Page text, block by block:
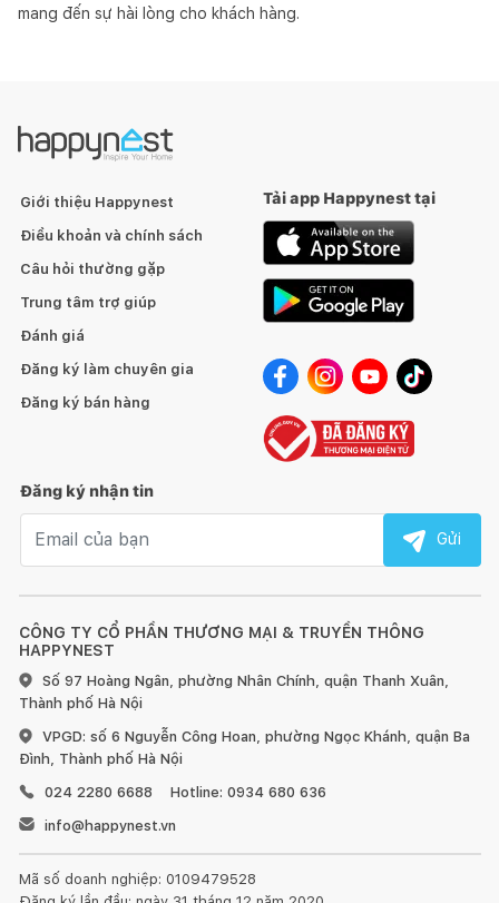
mang đến sự hài lòng cho khách hàng.
CÔNG TY CỔ PHẦN THƯƠNG MẠI & TRUYỀN THÔNG
HAPPYNEST
Số 97 Hoàng Ngân, phường Nhân Chính, quận Thanh Xuân,
Thành phố Hà Nội
VPGD: số 6 Nguyễn Công Hoan, phường Ngọc Khánh, quận Ba
Đình, Thành phố Hà Nội
024 2280 6688
Hotline: 0934 680 636
info@happynest.vn
Mã số doanh nghiệp: 0109479528
Giới thiệu Happynest
Điều khoản và chính sách
Câu hỏi thường gặp
Trung tâm trợ giúp
Đánh giá
Đăng ký làm chuyên gia
Đăng ký bán hàng
Tải app Happynest tại
Đăng ký nhận tin
Gửi